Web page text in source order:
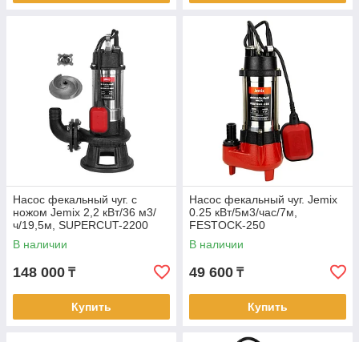
Насос фекальный чуг. с
ножом Jemix 2,2 кВт/36 м3/
ч/19,5м, SUPERCUT-2200
В наличии
148 000 ₸
Купить
Насос фекальный чуг. Jemix
0.25 кВт/5м3/час/7м,
FESTOCK-250
В наличии
49 600 ₸
Купить